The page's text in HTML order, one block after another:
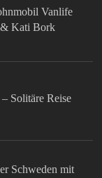
Vanlife
& Kati Bork
Solitäre Reise
Schweden mit